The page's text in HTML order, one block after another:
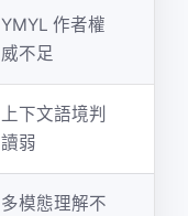
YMYL 作者權
威不足
上下文語境判
讀弱
多模態理解不